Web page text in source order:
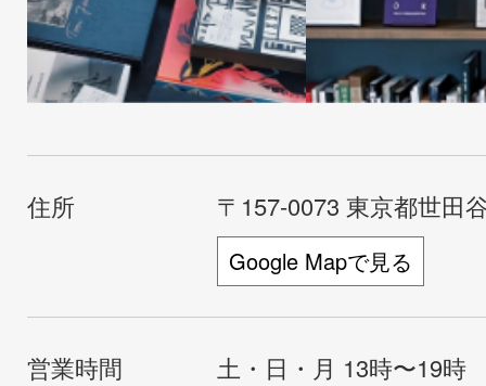
住所 〒157-0073 東京都世田
Google Mapで見る
営業時間 土・日・月 13時〜19時